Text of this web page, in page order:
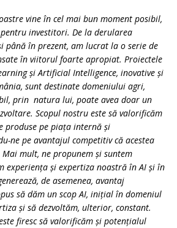
vine în cel mai bun moment posibil,
investitori. De la derularea
până în prezent, am lucrat la o serie de
în viitorul foarte apropiat. Proiectele
și Artificial Intelligence, inovative și
sunt destinate domeniului agri,
prin natura lui, poate avea doar un
Scopul nostru este să valorificăm
produse pe piața internă și
ne pe avantajul competitiv că acestea
mult, ne propunem și suntem
experiența și expertiza noastră în AI și în
de asemenea, avantaj
să dăm un scop AI, inițial în domeniul
și să dezvoltăm, ulterior, constant.
firesc să valorificăm și potențialul